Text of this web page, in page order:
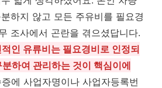
하지 않고 모든 주유비를 필요경
조사에서 곤란을 겪으셨답니다.
인 유류비는 필요경비로 인정되
하여 관리하는 것이 핵심이에
에 사업자명이나 사업자등록번